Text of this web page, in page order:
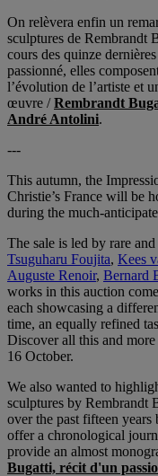
On relèvera enfin un
sculptures de Rembrandt
cours des quinze
passionné, elles
l’évolution de l’artiste et
œuvre /Rembrandt
André Antolini.
---
This autumn, the
Christie’s France will be
during the much-
The sale is led by rare
Tsuguharu Foujita, Kees
Auguste Renoir, Bernard
works in this auction
each showcasing a
time, an equally refined
Discover all this and
16 October.
We also wanted to
sculptures by Rembrandt
over the past fifteen years
offer a chronological
provide an almost
Bugatti, récit d'un